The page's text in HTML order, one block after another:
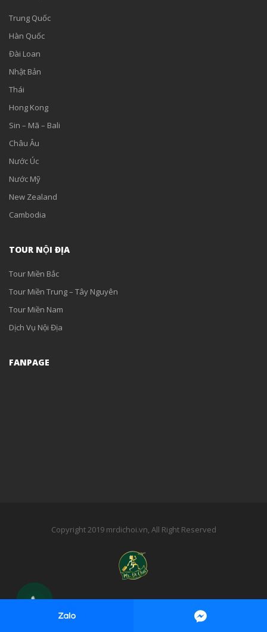
Trung Quốc
Hàn Quốc
Đài Loan
Nhật Bản
Thái
Hong Kong
Sin – Mã – Bali
Châu Âu
Nước Úc
Nước Mỹ
New Zealand
Cambodia
TOUR NỘI ĐỊA
Tour Miền Bắc
Tour Miền Trung – Tây Nguyên
Tour Miền Nam
Dịch Vụ Nội Địa
FANPAGE
Copyright 2019 mrdichoi.vn, All Right Reserved